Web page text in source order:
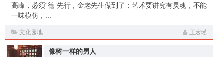
高峰，必须“德”先行，金老先生做到了；艺术要讲究有灵魂，不能
一味模仿，...
文化园地 王宏瑾
像树一样的男人